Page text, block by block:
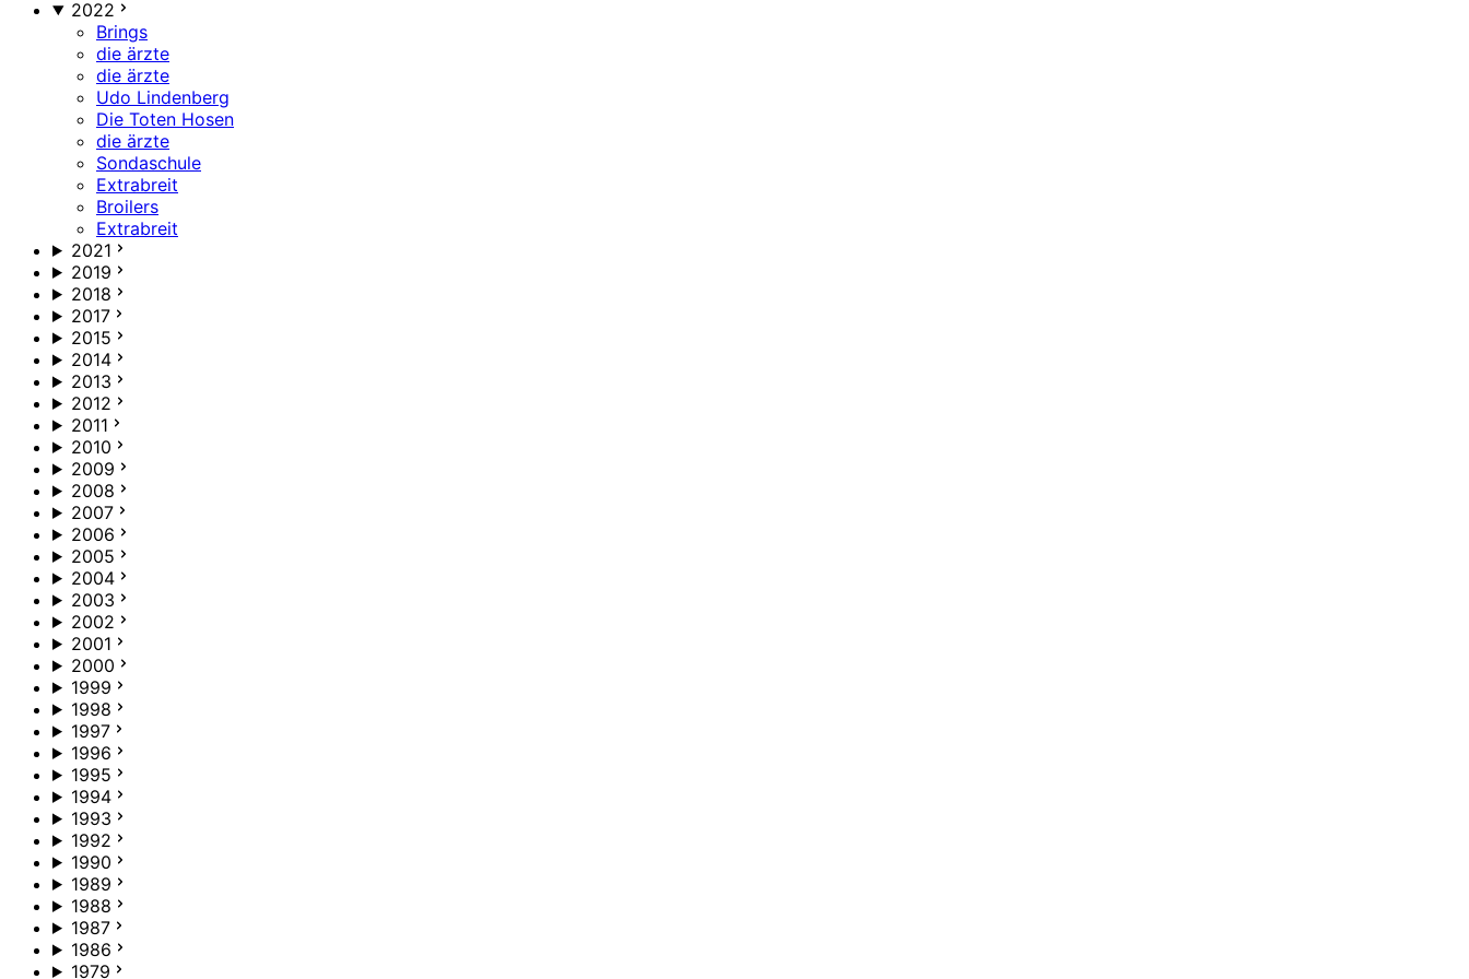
2022
Brings
die ärzte
die ärzte
Udo Lindenberg
Die Toten Hosen
die ärzte
Sondaschule
Extrabreit
Broilers
Extrabreit
2021
2019
2018
2017
2015
2014
2013
2012
2011
2010
2009
2008
2007
2006
2005
2004
2003
2002
2001
2000
1999
1998
1997
1996
1995
1994
1993
1992
1990
1989
1988
1987
1986
1979